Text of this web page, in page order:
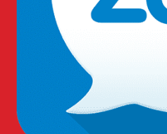
Môi trường
Thực phẩm.
Nông nghiệp và thủy sản.
Công nghiệp nhẹ và kho vận.
Các ngành nghề khác…
Hướng dẫn sử dụng: